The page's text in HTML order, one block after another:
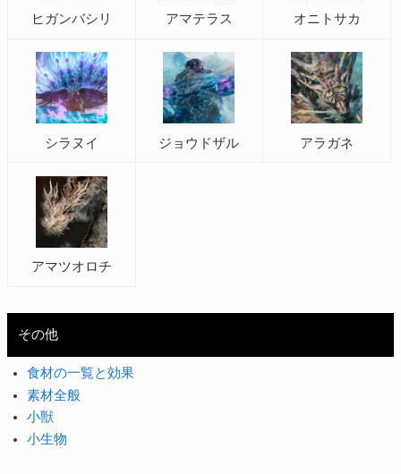
ヒガンバシリ アマテラス オニトサカ
シラヌイ ジョウドザル アラガネ
アマツオロチ
その他
食材の一覧と効果
素材全般
小獣
小生物